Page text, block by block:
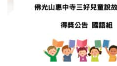
te gr
a
m
y
Li
n
k